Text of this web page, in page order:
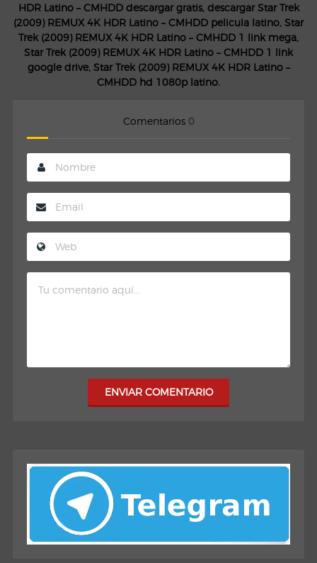
HDR Latino – CMHDD descargar gratis, descargar Star Trek
(2009) REMUX 4K HDR Latino – CMHDD pelicula latino, Star
Trek (2009) REMUX 4K HDR Latino – CMHDD 1 link mega,
Star Trek (2009) REMUX 4K HDR Latino – CMHDD 1 link
google drive, Star Trek (2009) REMUX 4K HDR Latino –
CMHDD hd 1080p latino.
Comentarios 0
ENVIAR COMENTARIO